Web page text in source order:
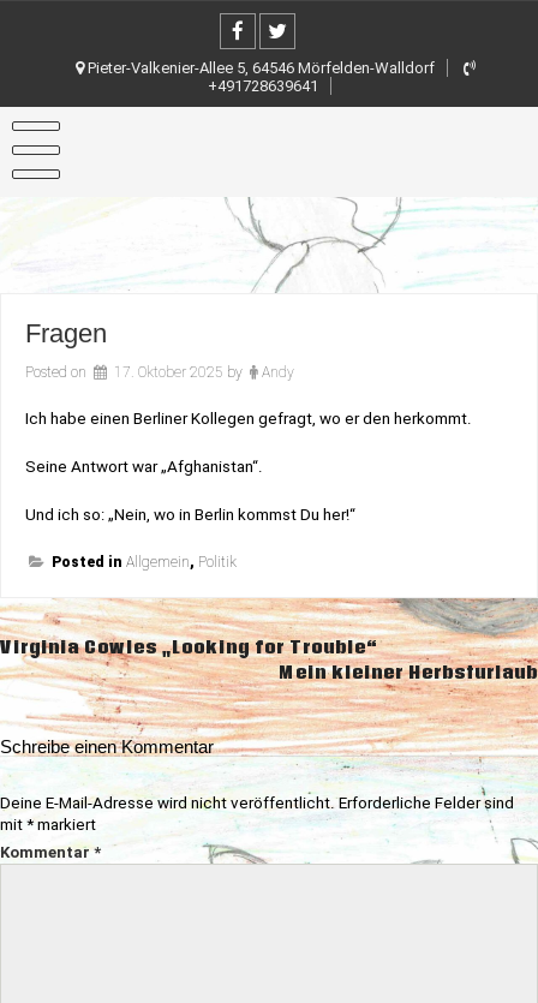
Pieter-Valkenier-Allee 5, 64546 Mörfelden-Walldorf
+491728639641
Fragen
Posted on 17. Oktober 2025 by Andy
Ich habe einen Berliner Kollegen gefragt, wo er den herkommt.
Seine Antwort war „Afghanistan“.
Und ich so: „Nein, wo in Berlin kommst Du her!“
Posted in Allgemein, Politik
Beitragsnavigation
Virginia Cowles „Looking for Trouble“
Mein kleiner Herbsturlaub
Schreibe einen Kommentar
Deine E-Mail-Adresse wird nicht veröffentlicht. Erforderliche Felder sind
mit *markiert
Kommentar*